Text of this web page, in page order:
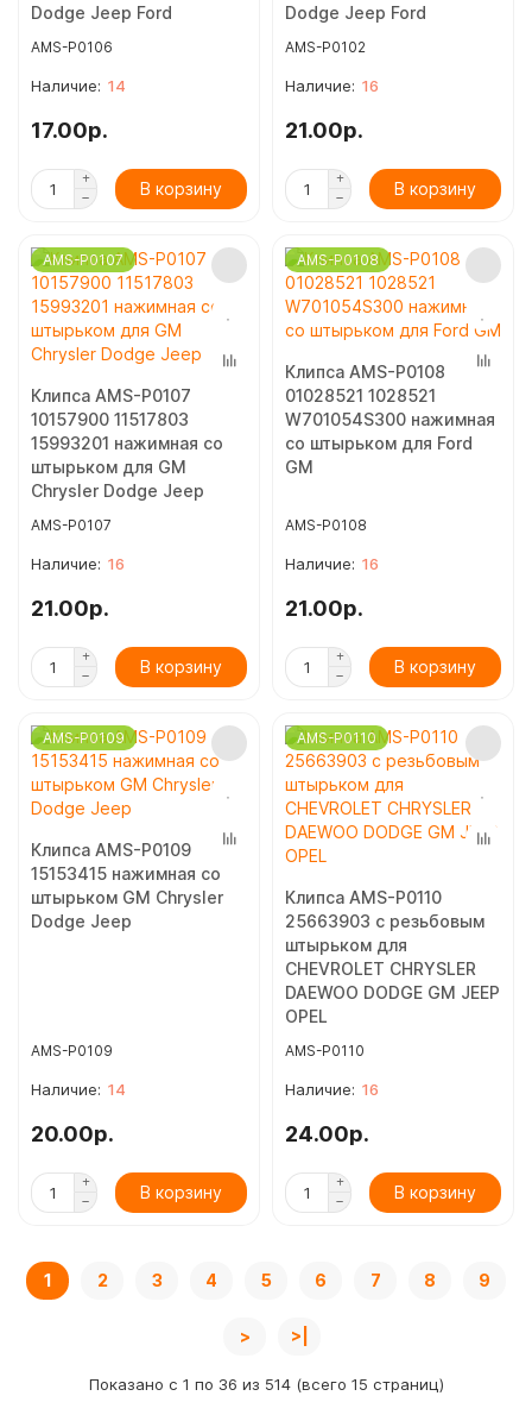
Dodge Jeep Ford
AMS-P0106
14
17.00р.
В корзину
Dodge Jeep Ford
AMS-P0102
16
21.00р.
В корзину
AMS-P0107
Клипса AMS-P0107
10157900 11517803
15993201 нажимная со
штырьком для GM
Chrysler Dodge Jeep
AMS-P0107
16
21.00р.
В корзину
AMS-P0108
Клипса AMS-P0108
01028521 1028521
W701054S300 нажимная
со штырьком для Ford
GM
AMS-P0108
16
21.00р.
В корзину
AMS-P0109
Клипса AMS-P0109
15153415 нажимная со
штырьком GM Chrysler
Dodge Jeep
AMS-P0109
14
20.00р.
В корзину
AMS-P0110
Клипса AMS-P0110
25663903 с резьбовым
штырьком для
CHEVROLET CHRYSLER
DAEWOO DODGE GM JEEP
OPEL
AMS-P0110
16
24.00р.
В корзину
1 2 3 4 5 6 7 8 9
> >|
Показано с 1 по 36 из 514 (всего 15 страниц)